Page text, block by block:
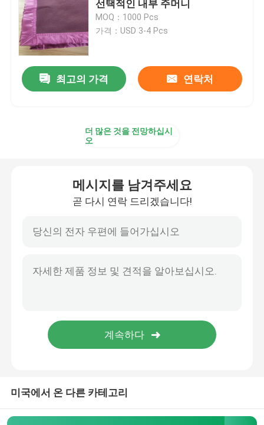
반대 시위 진압 경찰 장비
전술적 군 장비
선택적인 내부 주머니
MOQ：1000 Pcs
가격：USD 3-4 Pcs
최고의 가격 연락처
더 많은 것을 전망하십시
오
메시지를 남겨주세요
곧 다시 연락 드리겠습니다!
미국에서 온 다른 카테고리